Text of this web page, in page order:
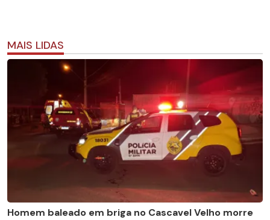
MAIS LIDAS
Homem baleado em briga no Cascavel Velho morre